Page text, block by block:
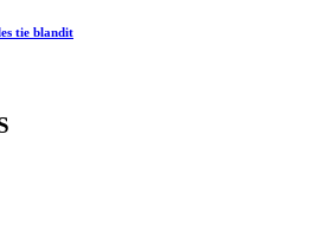
tie blandit